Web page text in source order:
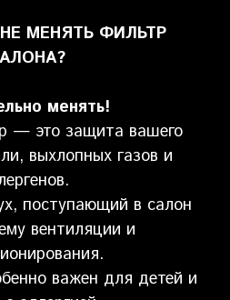
МЕНЯТЬ ФИЛЬТР
менять!
— это защита вашего
выхлопных газов и
поступающий в салон
вентиляции и
важен для детей и